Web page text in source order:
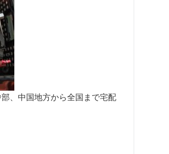
、中国地方から全国まで宅配